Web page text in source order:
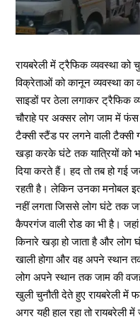
रायबरेली में ट्रैफिक व्यवस्था
विक्रेताओं को कानून व्यवस्था
साइडों पर ठेला लगाकर ट्रैफिक
चौराहे पर अक्सर लोग जाम में
टैक्सी स्टैंड पर लगने वाली टैक्सी
खड़ा करके घंटे तक यात्रियों को
दिया करते हैं। हद तो तब हो गई
रहती है। लेकिन उनका मनोबल
नहीं लगता जिससे लोग घंटे तक
कैपरगंज वाली रोड का भी है।
किनारे खड़ा हो जाता है और लोग
खाली होगा और वह अपने स्थान
लोग अपने स्थान तक जाम की
खुली चुनौती देते हुए रायबरेली में
अगर यही हाल रहा तो रायबरेली